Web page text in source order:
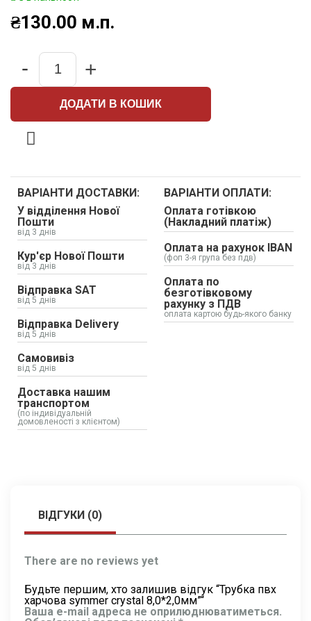
₴130.00 м.п.
Quantity
- +
ДОДАТИ В КОШИК
ВАРІАНТИ ДОСТАВКИ:
У відділення Нової
Пошти
від 3 днів
Кур'єр Нової Пошти
від 3 днів
Відправка SAT
від 5 днів
Відправка Delivery
від 5 днів
Самовивіз
від 5 днів
Доставка нашим
транспортом
(по індивідуальній
домовленості з клієнтом)
ВАРІАНТИ ОПЛАТИ:
Оплата готівкою
(Накладний платіж)
Оплата на рахунок IBAN
(фоп 3-я група без пдв)
Оплата по
безготівковому
рахунку з ПДВ
оплата картою будь-якого банку
ВІДГУКИ (0)
There are no reviews yet
Будьте першим, хто залишив відгук “Трубка пвх
харчова symmer crystal 8,0*2,0мм”“
Ваша e-mail адреса не оприлюднюватиметься.